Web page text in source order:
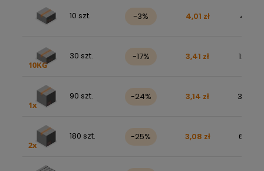
10 szt. -3% 4,01 zł 49,37
30 szt. -17% 3,41 zł 125,90
90 szt. -24% 3,14 zł 347,48
180 szt. -25% 3,08 zł 681,06